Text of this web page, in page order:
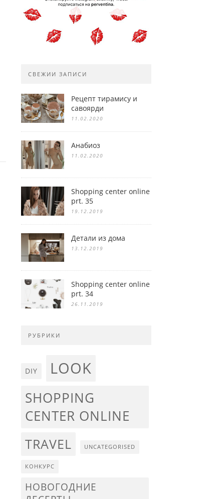
СВЕЖИИ ЗАПИСИ
Рецепт тирамису и
савоярди
11.02.2020
Анабиоз
11.02.2020
Shopping center online
prt. 35
19.12.2019
Детали из дома
13.12.2019
Shopping center online
prt. 34
26.11.2019
РУБРИКИ
DIY LOOK
SHOPPING
CENTER ONLINE
TRAVEL UNCATEGORISED
КОНКУРС
НОВОГОДНИЕ